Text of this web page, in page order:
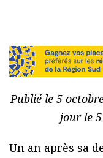
Publié le 5
jour le
Un an après sa